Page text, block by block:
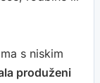
s niskim
produženi